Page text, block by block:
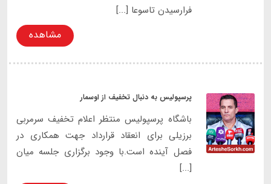
فرارسیدن تاسوعا [...]
مشاهده
پرسپولیس به دنبال تخفیف از اوسمار
باشگاه پرسپولیس منتظر اعلام تخفیف سرمربی
برزیلی برای انعقاد قرارداد جهت همکاری در
فصل آینده است.با وجود برگزاری جلسه میان
[...]